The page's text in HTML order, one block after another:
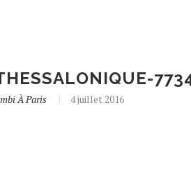
À Paris 4 juillet 2016